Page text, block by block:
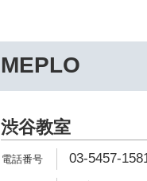
MEPLO
渋谷教室
03-5457-